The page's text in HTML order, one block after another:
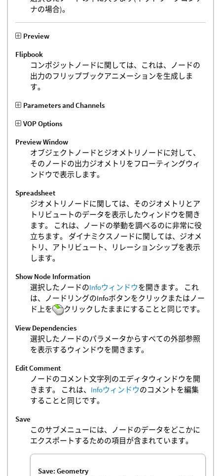
ナの場合)。
Preview
Flipbook
コンポジットノードに関しては、これは、ノードの
出力のフリップブックアニメーションを生成しま
す。
Parameters and Channels
VOP Options
Preview Window
オブジェクトノードとジオメトリノードに対して、
そのノードの出力ジオメトリをフローティングウィ
ンドウで表示します。
Spreadsheet
ジオメトリノードに関しては、そのジオメトリとア
トリビュートのデータを表示したウィンドウを開き
ます。 これは、ノードの挙動を調べるのに非常に役
立ちます。 ダイナミクスノードに関しては、ジオメ
トリ、アトリビュート、リレーションシップを表示
します。
Show Node Information
選択したノードのInfoウィンドウを開きます。 これ
は、ノードリングのInfoボタンをクリックまたはノー
ド上を
クリックしたままにすることと同じです。
View Dependencies
選択したノードのパラメータからすべての外部参照
を表示するウィンドウを開きます。
Edit Comment
ノードのコメント文字列のエディタウィンドウを開
きます。 これは、 Infoウィンドウのコメントを編集
することと同じです。
Save
このサブメニューには、ノードのデータをどこかに
エクスポートするための項目が含まれています。
Save: Geometry